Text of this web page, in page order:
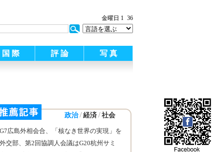
金曜日 1 36
国 際 評 論 写 真
政治 / 経済 / 社会
G7広島外相会合、「核なき世界の実現」を
呼びかける
外交部、第2回協調人会議はG20杭州サミ